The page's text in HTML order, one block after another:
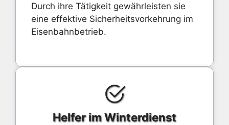
Durch ihre Tätigkeit gewährleisten sie
eine effektive Sicherheitsvorkehrung im
Eisenbahnbetrieb.
Helfer im Winterdienst